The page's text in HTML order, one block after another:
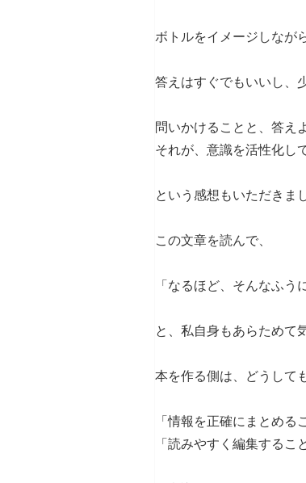
ボトルをイメージしなが
答えはすぐでもいいし、
問いかけることと、答え
それが、意識を活性化し
という感想もいただきま
この文章を読んで、
「なるほど、そんなふう
と、私自身もあらためて
本を作る側は、どうして
「情報を正確にまとめる
「読みやすく編集するこ